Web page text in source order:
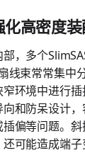
高密度
，多个
线束常常集中
环境中进行
和防呆设计
偏等问题。
可能造成端